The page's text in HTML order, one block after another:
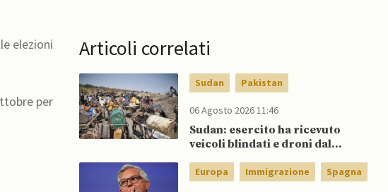
elezioni
per
Articoli correlati
Sudan Pakistan
06 Agosto 2026 11:46
Sudan: esercito ha ricevuto
veicoli blindati e droni dal
Europa Immigrazione Spagna